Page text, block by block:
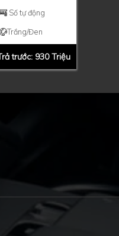
Số tự động
Trắng/Đen
trước: 930 Triệu